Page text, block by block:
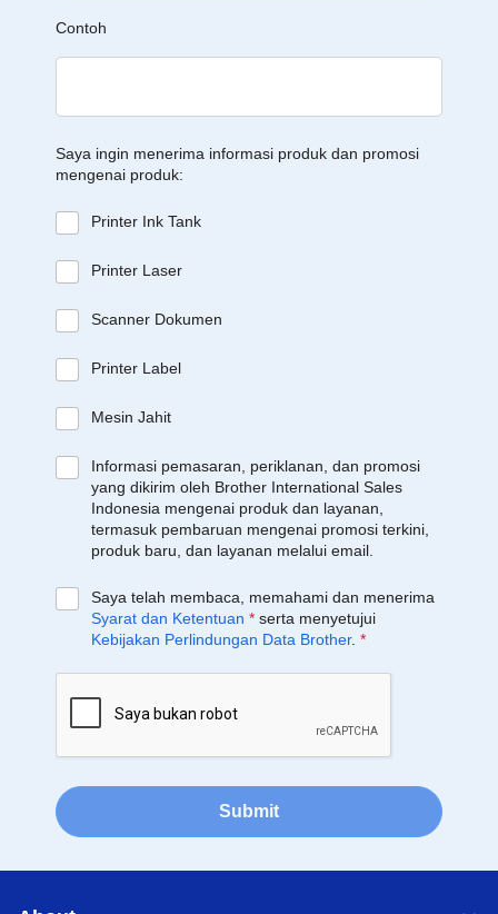
Contoh
Saya ingin menerima informasi produk dan promosi
mengenai produk:
Printer Ink Tank
Printer Laser
Scanner Dokumen
Printer Label
Mesin Jahit
Informasi pemasaran, periklanan, dan promosi
yang dikirim oleh Brother International Sales
Indonesia mengenai produk dan layanan,
termasuk pembaruan mengenai promosi terkini,
produk baru, dan layanan melalui email.
Saya telah membaca, memahami dan menerima
Syarat dan Ketentuan * serta menyetujui
Kebijakan Perlindungan Data Brother. *
Submit